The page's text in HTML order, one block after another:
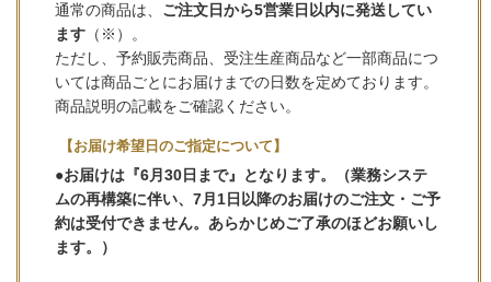
通常の商品は、 ご注文日から5営業日以内に発送してい
ます （※）。
ただし、予約販売商品、受注生産商品など一部商品につ
いては商品ごとにお届けまでの日数を定めております。
商品説明の記載をご確認ください。
【お届け希望日のご指定について】
●お届けは『6月30日まで』となります。（業務システ
ムの再構築に伴い、7月1日以降のお届けのご注文・ご予
約は受付できません。あらかじめご了承のほどお願いし
ます。）